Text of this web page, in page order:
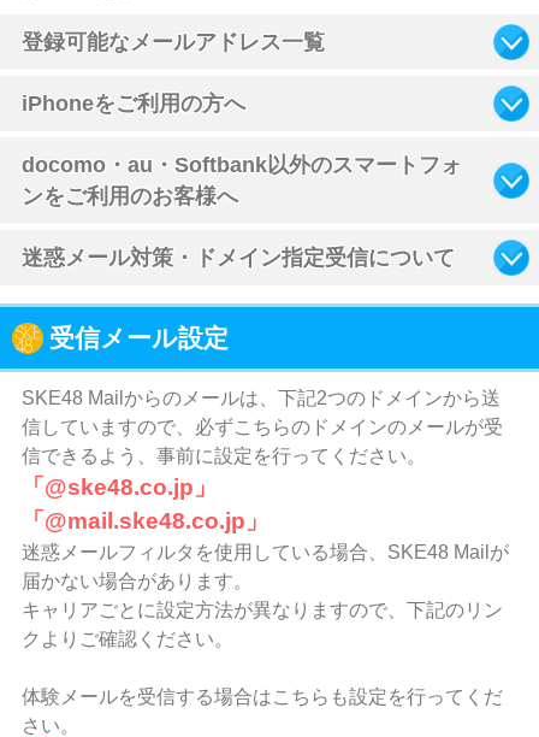
登録可能なメールアドレス一覧
iPhoneをご利用の方へ
docomo・au・Softbank以外のスマートフォ
ンをご利用のお客様へ
迷惑メール対策・ドメイン指定受信について
受信メール設定
SKE48 Mailからのメールは、下記2つのドメインから送
信していますので、必ずこちらのドメインのメールが受
信できるよう、事前に設定を行ってください。
「@ske48.co.jp」
「@mail.ske48.co.jp」
迷惑メールフィルタを使用している場合、SKE48 Mailが
届かない場合があります。
キャリアごとに設定方法が異なりますので、下記のリン
クよりご確認ください。
体験メールを受信する場合はこちらも設定を行ってくだ
さい。